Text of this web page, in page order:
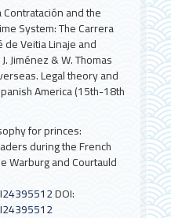
and the
System: The Carrera
Veitia Linaje and
Jiménez & W. Thomas
Legal theory and
America (15th-18th
for princes:
during the French
Warburg and Courtauld
DOI: